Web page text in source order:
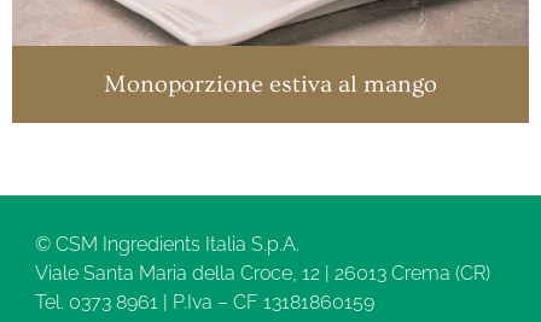
Monoporzione estiva al mango
© CSM Ingredients Italia S.p.A.
Viale Santa Maria della Croce, 12 | 26013 Crema (CR)
Tel. 0373 8961 | P.Iva – CF 13181860159